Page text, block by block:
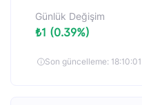
Günlük Değişim
₺1 (0.39%)
Son güncelleme: